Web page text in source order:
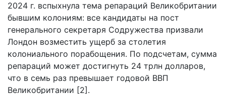
2024 г. вспыхнула тема репараций Великобритании
бывшим колониям: все кандидаты на пост
генерального секретаря Содружества призвали
Лондон возместить ущерб за столетия
колониального порабощения. По подсчетам, сумма
репараций может достигнуть 24 трлн долларов,
что в семь раз превышает годовой ВВП
Великобритании [2].